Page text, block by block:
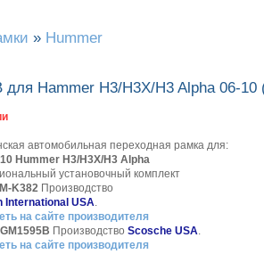
» Hummer
Hammer H3/H3X/H3 Alpha 06-
автомобильная переходная рамка для:
Hummer H3/H3X/H3 Alpha
установочный комплект
K382 Производство
International USA.
на сайте производителя
Производство Scosche USA.
на сайте производителя